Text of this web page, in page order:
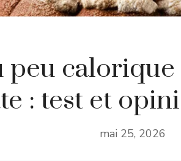
peu
: test et
mai 25, 2026